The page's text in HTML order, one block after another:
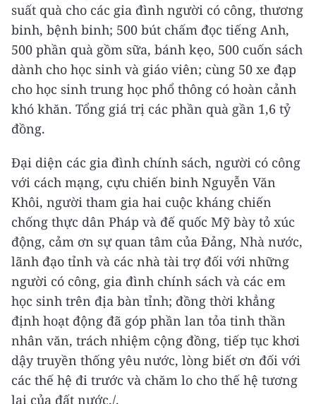
suất quà cho các gia đình người có công, thương
binh, bệnh binh; 500 bút chấm đọc tiếng Anh,
500 phần quà gồm sữa, bánh kẹo, 500 cuốn sách
dành cho học sinh và giáo viên; cùng 50 xe đạp
cho học sinh trung học phổ thông có hoàn cảnh
khó khăn. Tổng giá trị các phần quà gần 1,6 tỷ
đồng.
Đại diện các gia đình chính sách, người có công
với cách mạng, cựu chiến binh Nguyễn Văn
Khôi, người tham gia hai cuộc kháng chiến
chống thực dân Pháp và đế quốc Mỹ bày tỏ xúc
động, cảm ơn sự quan tâm của Đảng, Nhà nước,
lãnh đạo tỉnh và các nhà tài trợ đối với những
người có công, gia đình chính sách và các em
học sinh trên địa bàn tỉnh; đồng thời khẳng
định hoạt động đã góp phần lan tỏa tinh thần
nhân văn, trách nhiệm cộng đồng, tiếp tục khơi
dậy truyền thống yêu nước, lòng biết ơn đối với
các thế hệ đi trước và chăm lo cho thế hệ tương
lai của đất nước./.